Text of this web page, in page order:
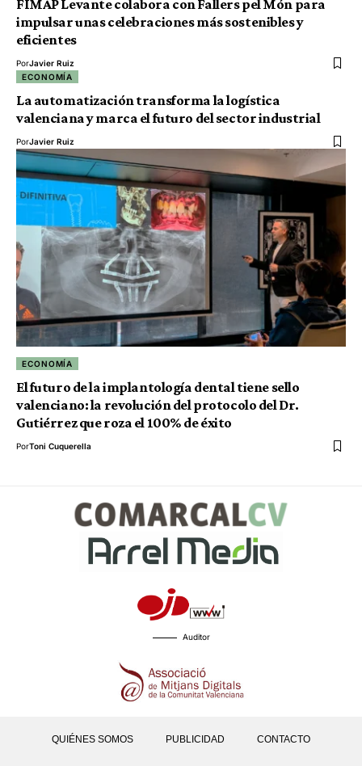
FIMAP Levante colabora con Fallers pel Món para
impulsar unas celebraciones más sostenibles y
eficientes
PorJavier Ruiz
ECONOMÍA
La automatización transforma la logística
valenciana y marca el futuro del sector industrial
PorJavier Ruiz
ECONOMÍA
El futuro de la implantología dental tiene sello
valenciano: la revolución del protocolo del Dr.
Gutiérrez que roza el 100% de éxito
PorToni Cuquerella
Auditor
QUIÉNES SOMOS PUBLICIDAD CONTACTO